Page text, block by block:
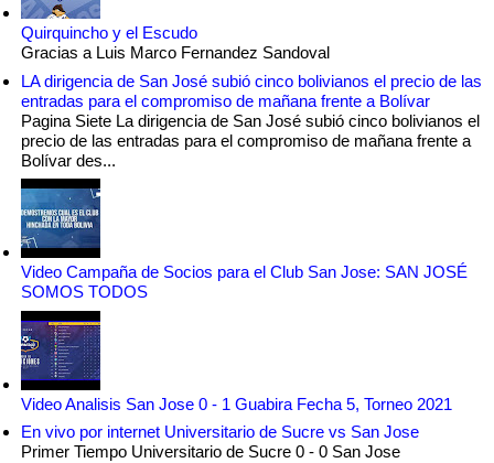
Quirquincho y el Escudo
Gracias a Luis Marco Fernandez Sandoval
LA dirigencia de San José subió cinco bolivianos el precio de las
entradas para el compromiso de mañana frente a Bolívar
Pagina Siete La dirigencia de San José subió cinco bolivianos el
precio de las entradas para el compromiso de mañana frente a
Bolívar des...
Video Campaña de Socios para el Club San Jose: SAN JOSÉ
SOMOS TODOS
Video Analisis San Jose 0 - 1 Guabira Fecha 5, Torneo 2021
En vivo por internet Universitario de Sucre vs San Jose
Primer Tiempo Universitario de Sucre 0 - 0 San Jose